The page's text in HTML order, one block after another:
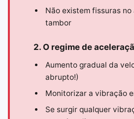
Não existem fissuras
tambor
2. O regime de
Aumento gradual da
abrupto!)
Monitorizar a vibração
Se surgir qualquer